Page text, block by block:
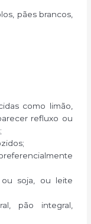
pães brancos,
como limão,
refluxo ou
ou soja, ou leite
pão integral,